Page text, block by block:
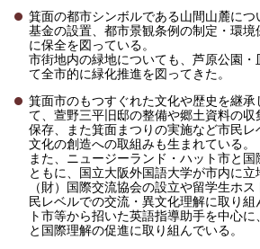
箕面の都市シンボルである山間山麓に
基金の設置、都市景観条例の制定・環
に保全を図っている。
市街地内の緑地についても、芦原公園・
て全市的に緑化推進を図ってきた。
箕面市のもつすぐれた文化や歴史を継承
て、萱野三平旧邸の整備や郷土資料の
保存、また箕面まつりの実施など市民
文化の創造への取組みも生まれている。
また、ニュージーランド・ハット市と国
ともに、国立大阪外国語大学が市内に立
（財）国際交流協会の設立や留学生ホ
民レベルでの交流・異文化理解に取り
ト市等から招いた英語指導助手を中心
と国際理解の促進に取り組んでいる。